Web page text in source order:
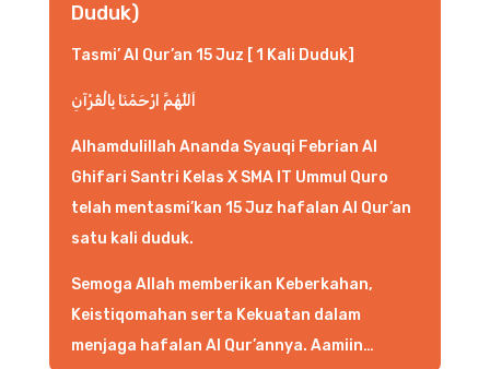
Duduk)
Tasmi’ Al Qur’an 15 Juz [ 1 Kali Duduk]
اَللَّهُمَّ ارْحَمْنَا بِالْقُرْآنِ
Alhamdulillah Ananda Syauqi Febrian Al
Ghifari Santri Kelas X SMA IT Ummul Quro
telah mentasmi’kan 15 Juz hafalan Al Qur’an
satu kali duduk.
Semoga Allah memberikan Keberkahan,
Keistiqomahan serta Kekuatan dalam
menjaga hafalan Al Qur’annya. Aamiin…